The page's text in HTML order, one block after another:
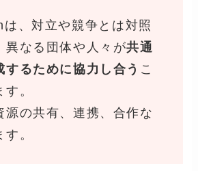
、対立や競争とは対照
異なる団体や人々が共通
するために協力し合う こ
。
源の共有、連携、合作な
。